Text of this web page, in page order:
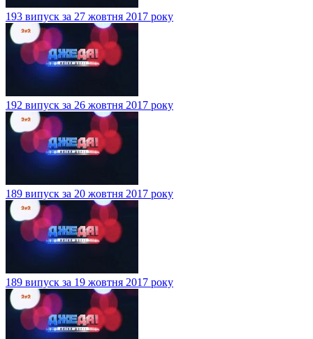
193 випуск за 27 жовтня 2017 року
192 випуск за 26 жовтня 2017 року
189 випуск за 20 жовтня 2017 року
189 випуск за 19 жовтня 2017 року